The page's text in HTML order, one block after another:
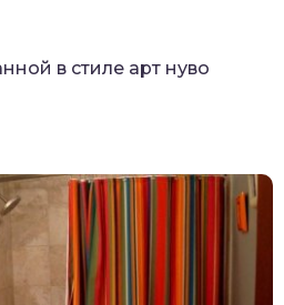
в стиле арт нуво